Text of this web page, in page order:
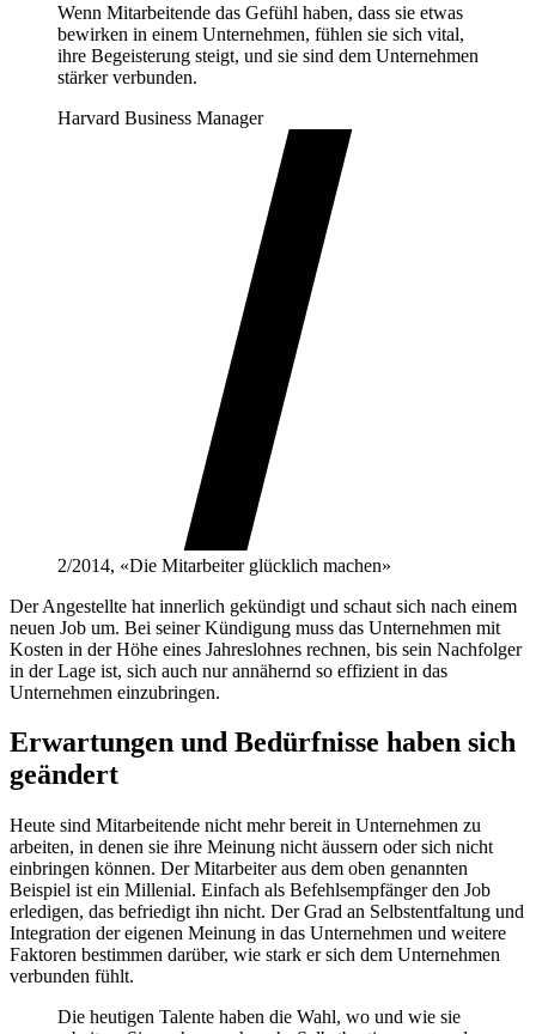
Wenn Mitarbeitende das Gefühl haben, dass sie etwas
bewirken in einem Unternehmen, fühlen sie sich vital,
ihre Begeisterung steigt, und sie sind dem Unternehmen
stärker verbunden.
Harvard Business Manager
2/2014, «Die Mitarbeiter glücklich machen»
Der Angestellte hat innerlich gekündigt und schaut sich nach einem
neuen Job um. Bei seiner Kündigung muss das Unternehmen mit
Kosten in der Höhe eines Jahreslohnes rechnen, bis sein Nachfolger
in der Lage ist, sich auch nur annähernd so effizient in das
Unternehmen einzubringen.
Erwartungen und Bedürfnisse haben sich
geändert
Heute sind Mitarbeitende nicht mehr bereit in Unternehmen zu
arbeiten, in denen sie ihre Meinung nicht äussern oder sich nicht
einbringen können. Der Mitarbeiter aus dem oben genannten
Beispiel ist ein Millenial. Einfach als Befehlsempfänger den Job
erledigen, das befriedigt ihn nicht. Der Grad an Selbstentfaltung und
Integration der eigenen Meinung in das Unternehmen und weitere
Faktoren bestimmen darüber, wie stark er sich dem Unternehmen
verbunden fühlt.
Die heutigen Talente haben die Wahl, wo und wie sie